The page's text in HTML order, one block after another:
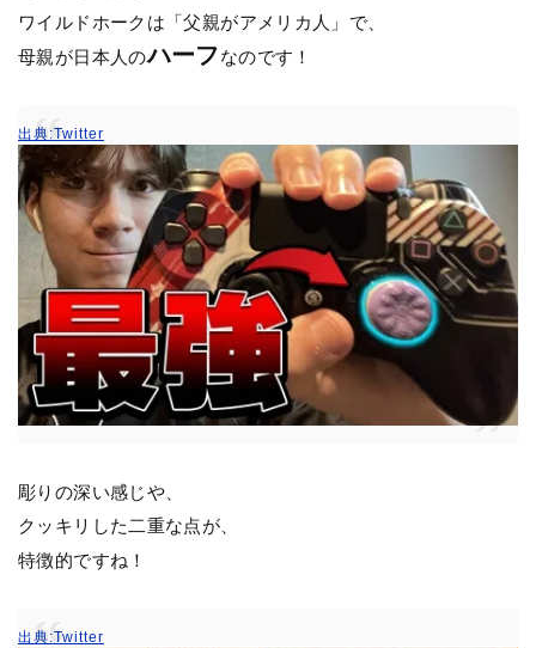
ワイルドホークは「父親がアメリカ人」で、
母親が日本人のハーフなのです！
出典:Twitter
彫りの深い感じや、
クッキリした二重な点が、
特徴的ですね！
出典:Twitter